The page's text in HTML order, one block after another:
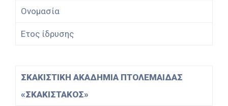
Ονομασία
Ετος ίδρυσης
ΣΚΑΚΙΣΤΙΚΗ ΑΚΑΔΗΜΙΑ ΠΤΟΛΕΜΑΙΔΑΣ
«ΣΚΑΚΙΣΤΑΚΟΣ»